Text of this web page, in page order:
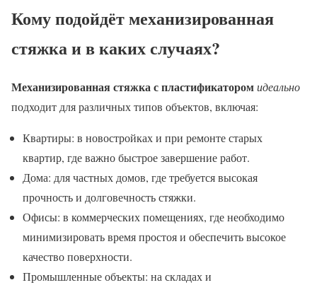
Кому подойдёт механизированная
стяжка и в каких случаях?
Механизированная стяжка с пластификаторомидеально
подходит для различных типов объектов, включая:
Квартиры: в новостройках и при ремонте старых
квартир, где важно быстрое завершение работ.
Дома: для частных домов, где требуется высокая
прочность и долговечность стяжки.
Офисы: в коммерческих помещениях, где необходимо
минимизировать время простоя и обеспечить высокое
качество поверхности.
Промышленные объекты: на складах и